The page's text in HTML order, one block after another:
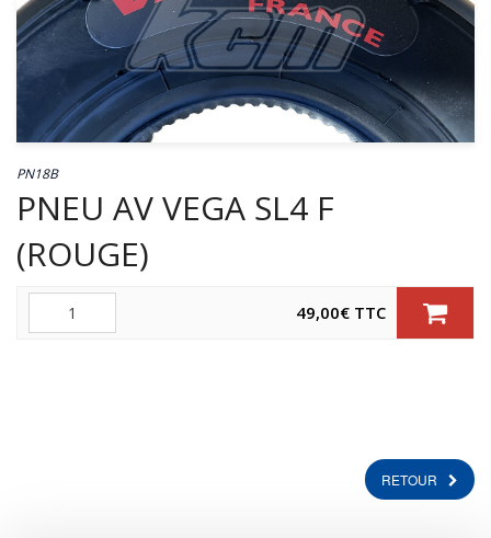
PN18B
PNEU AV VEGA SL4 F
(ROUGE)
Quantité 49,00€ TTC
RETOUR